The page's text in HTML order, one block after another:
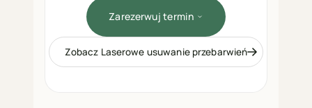
Zarezerwuj termin
Zobacz Laserowe usuwanie przebarwień